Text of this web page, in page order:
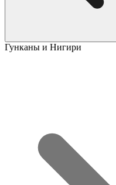
Гунканы и Нигири